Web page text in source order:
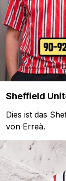
Sheffield
Dies ist das
von Erreà.